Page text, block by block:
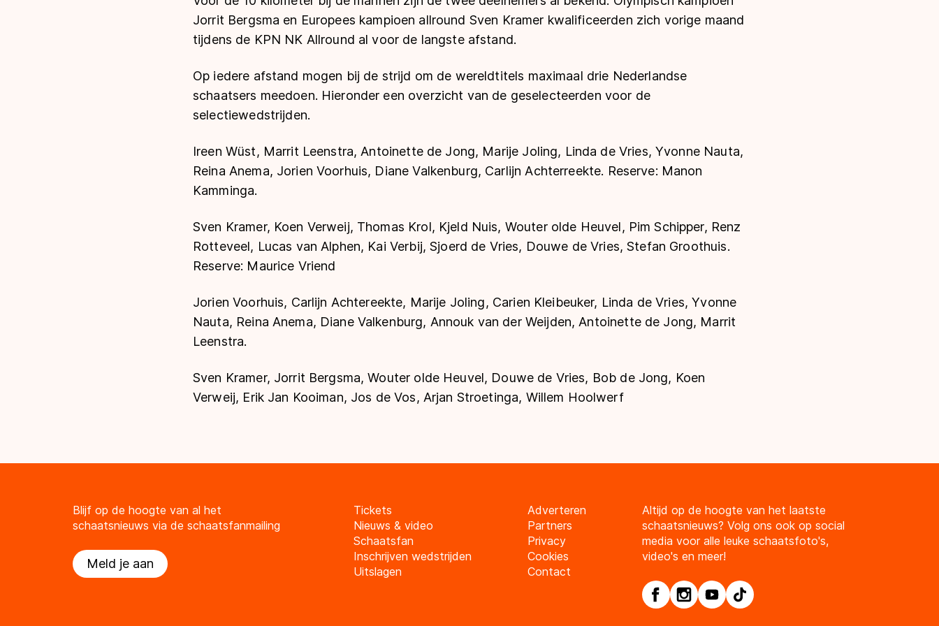
Jorrit Bergsma en Europees kampioen allround Sven Kramer kwalificeerden zich vorige maand
tijdens de KPN NK Allround al voor de langste afstand.
Op iedere afstand mogen bij de strijd om de wereldtitels maximaal drie Nederlandse
schaatsers meedoen. Hieronder een overzicht van de geselecteerden voor de
selectiewedstrijden.
Ireen Wüst, Marrit Leenstra, Antoinette de Jong, Marije Joling, Linda de Vries, Yvonne Nauta,
Reina Anema, Jorien Voorhuis, Diane Valkenburg, Carlijn Achterreekte. Reserve: Manon
Kamminga.
Sven Kramer, Koen Verweij, Thomas Krol, Kjeld Nuis, Wouter olde Heuvel, Pim Schipper, Renz
Rotteveel, Lucas van Alphen, Kai Verbij, Sjoerd de Vries, Douwe de Vries, Stefan Groothuis.
Reserve: Maurice Vriend
Jorien Voorhuis, Carlijn Achtereekte, Marije Joling, Carien Kleibeuker, Linda de Vries, Yvonne
Nauta, Reina Anema, Diane Valkenburg, Annouk van der Weijden, Antoinette de Jong, Marrit
Leenstra.
Sven Kramer, Jorrit Bergsma, Wouter olde Heuvel, Douwe de Vries, Bob de Jong, Koen
Verweij, Erik Jan Kooiman, Jos de Vos, Arjan Stroetinga, Willem Hoolwerf
Blijf op de hoogte van al het
schaatsnieuws via de schaatsfanmailing
Meld je aan
Tickets
Nieuws & video
Schaatsfan
Inschrijven wedstrijden
Uitslagen
Adverteren
Partners
Privacy
Cookies
Contact
Altijd op de hoogte van het laatste
schaatsnieuws? Volg ons ook op social
media voor alle leuke schaatsfoto's,
video's en meer!